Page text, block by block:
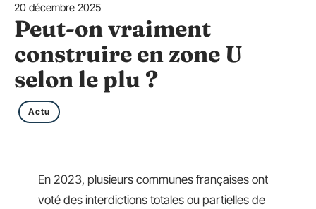
20 décembre 2025
Peut-on vraiment
construire en zone U
selon le plu ?
Actu
En 2023, plusieurs communes françaises ont
voté des interdictions totales ou partielles de